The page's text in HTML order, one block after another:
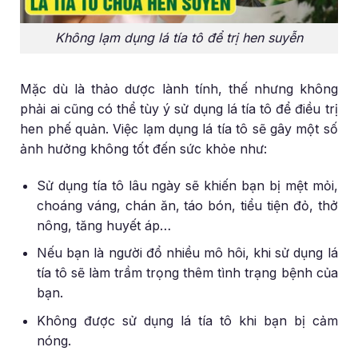
Không lạm dụng lá tía tô để trị hen suyễn
Mặc dù là thảo dược lành tính, thế nhưng không
phải ai cũng có thể tùy ý sử dụng lá tía tô để điều trị
hen phế quản. Việc lạm dụng lá tía tô sẽ gây một số
ảnh hưởng không tốt đến sức khỏe như:
Sử dụng tía tô lâu ngày sẽ khiến bạn bị mệt mỏi,
choáng váng, chán ăn, táo bón, tiểu tiện đỏ, thở
nông, tăng huyết áp…
Nếu bạn là người đổ nhiều mô hôi, khi sử dụng lá
tía tô sẽ làm trầm trọng thêm tình trạng bệnh của
bạn.
Không được sử dụng lá tía tô khi bạn bị cảm
nóng.